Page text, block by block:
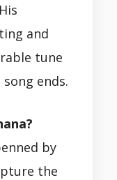
and
tune
ends.
by
the